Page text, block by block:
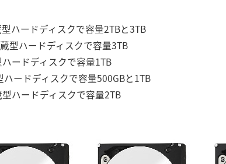
型ハードディスクで容量2TBと3TB
型ハードディスクで容量3TB
ードディスクで容量1TB
ハードディスクで容量500GBと1TB
ハードディスクで容量2TB